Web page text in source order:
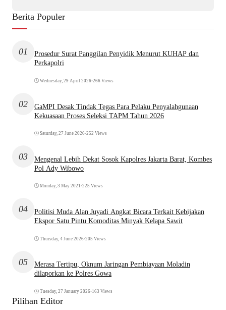
Berita Populer
01
Prosedur Surat Panggilan Penyidik Menurut KUHAP dan
Perkapolri
Wednesday, 29 April 2026•266 Views
02
GaMPI Desak Tindak Tegas Para Pelaku Penyalahgunaan
Kekuasaan Proses Seleksi TAPM Tahun 2026
Saturday, 27 June 2026•252 Views
03
Mengenal Lebih Dekat Sosok Kapolres Jakarta Barat, Kombes
Pol Ady Wibowo
Monday, 3 May 2021 •225 Views
04
Politisi Muda Alan Juyadi Angkat Bicara Terkait Kebijakan
Ekspor Satu Pintu Komoditas Minyak Kelapa Sawit
Thursday, 4 June 2026•205 Views
05
Merasa Tertipu, Oknum Jaringan Pembiayaan Moladin
dilaporkan ke Polres Gowa
Tuesday, 27 January 2026•163 Views
Pilihan Editor